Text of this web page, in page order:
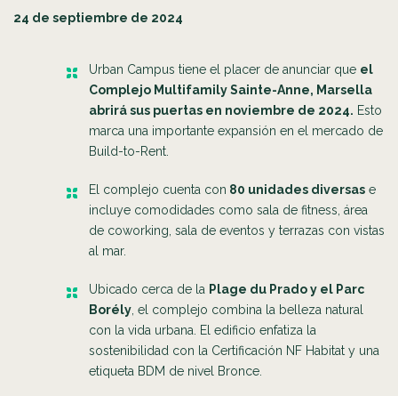
24 de septiembre de 2024
Urban Campus tiene el placer de anunciar que el
Complejo Multifamily Sainte-Anne, Marsella
abrirá sus puertas en noviembre de 2024. Esto
marca una importante expansión en el mercado de
Build-to-Rent.
El complejo cuenta con 80 unidades diversas e
incluye comodidades como sala de fitness, área
de coworking, sala de eventos y terrazas con vistas
al mar.
Ubicado cerca de la Plage du Prado y el Parc
Borély , el complejo combina la belleza natural
con la vida urbana. El edificio enfatiza la
sostenibilidad con la Certificación NF Habitat y una
etiqueta BDM de nivel Bronce.